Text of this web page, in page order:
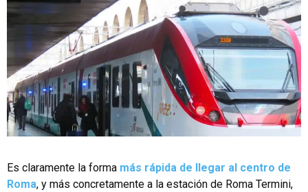
Es claramente la forma más rápida de llegar al centro de
Roma, y ​​más concretamente a la estación de Roma Termini,